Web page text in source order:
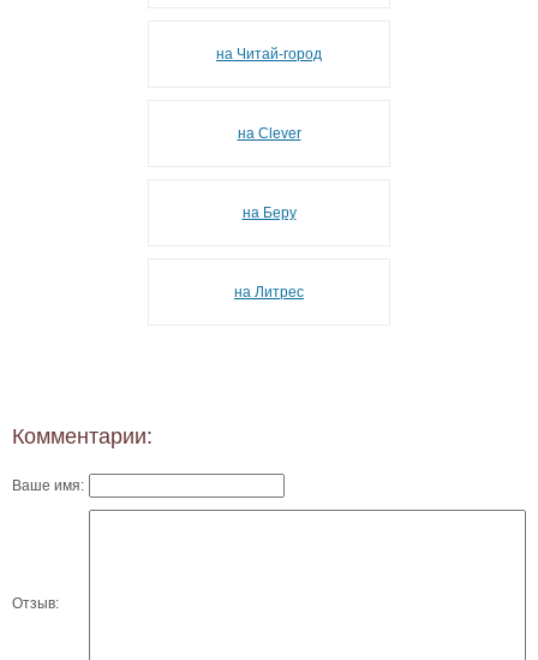
на Читай-город
на Сlever
на Беру
на Литрес
Комментарии:
Ваше имя:
Отзыв: